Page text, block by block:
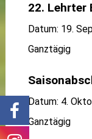
22. Lehrter
Datum: 19.
Ganztägig
Datum: 4.
Ganztägig